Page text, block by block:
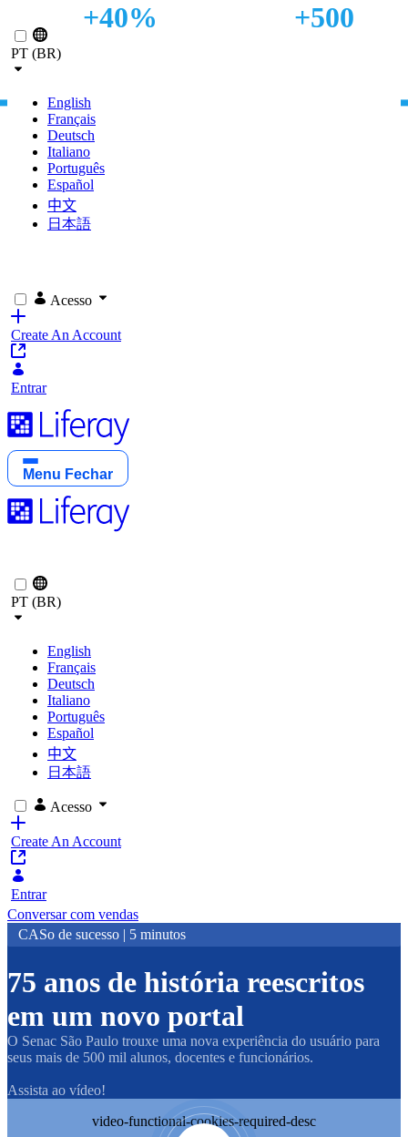
Pular para o Conteúdo principal
PT (BR)
English
Français
Deutsch
Italiano
Português
Español
中文
日本語
Acesso
Create An Account
Entrar
Menu Fechar
PT (BR)
English
Français
Deutsch
Italiano
Português
Español
中文
日本語
Acesso
Create An Account
Entrar
Conversar com vendas
CASo de sucesso | 5 minutos
75 anos de história reescritos
em um novo portal
O Senac São Paulo trouxe uma nova experiência do usuário para
seus mais de 500 mil alunos, docentes e funcionários.
Assista ao vídeo!
video-functional-cookies-required-desc
+40%
DOS ACESSOS POR
+500